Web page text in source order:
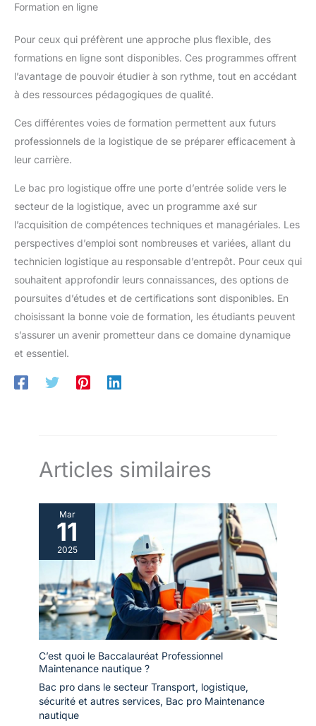
Formation en ligne
Pour ceux qui préfèrent une approche plus flexible, des
formations en ligne sont disponibles. Ces programmes offrent
l’avantage de pouvoir étudier à son rythme, tout en accédant
à des ressources pédagogiques de qualité.
Ces différentes voies de formation permettent aux futurs
professionnels de la logistique de se préparer efficacement à
leur carrière.
Le bac pro logistique offre une porte d’entrée solide vers le
secteur de la logistique, avec un programme axé sur
l’acquisition de compétences techniques et managériales. Les
perspectives d’emploi sont nombreuses et variées, allant du
technicien logistique au responsable d’entrepôt. Pour ceux qui
souhaitent approfondir leurs connaissances, des options de
poursuites d’études et de certifications sont disponibles. En
choisissant la bonne voie de formation, les étudiants peuvent
s’assurer un avenir prometteur dans ce domaine dynamique
et essentiel.
Articles similaires
Mar
11
2025
C’est quoi le Baccalauréat Professionnel
Maintenance nautique ?
Bac pro dans le secteur Transport, logistique,
sécurité et autres services, Bac pro Maintenance
nautique